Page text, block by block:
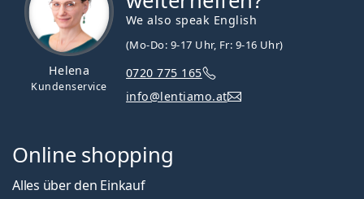
Helena
Kundenservice
We also speak English
(Mo-Do: 9-17 Uhr, Fr: 9-16 Uhr)
0720 775 165
info@lentiamo.at
Online shopping
Alles über den Einkauf